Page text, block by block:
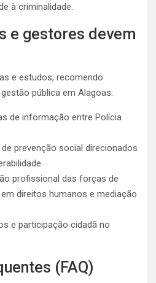
à criminalidade.
e gestores devem
e estudos, recomendo
pública em Alagoas:
de informação entre Polícia
prevenção social direcionados
profissional das forças de
direitos humanos e mediação
e participação cidadã no
(FAQ)